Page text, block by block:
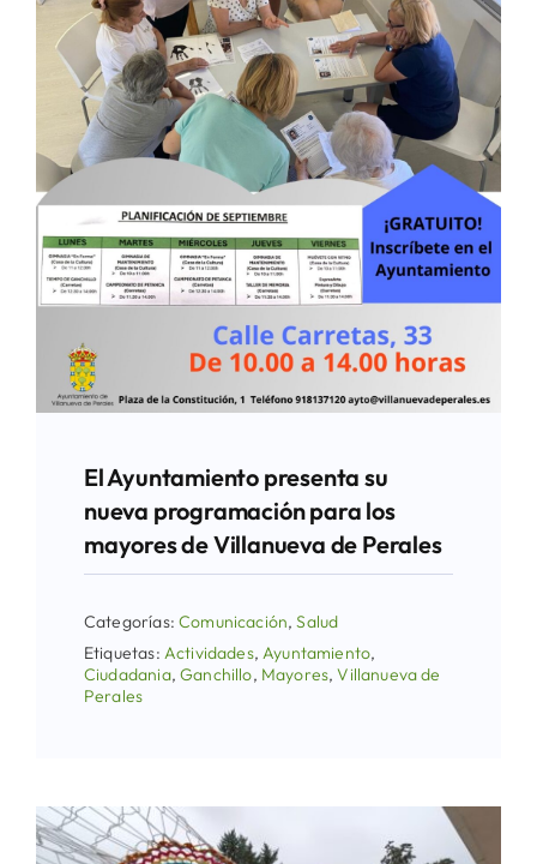
El Ayuntamiento presenta su
nueva programación para los
mayores de Villanueva de Perales
Categorías:Comunicación,Salud
Etiquetas: Actividades,Ayuntamiento,
Ciudadania,Ganchillo, Mayores,Villanueva de
Perales